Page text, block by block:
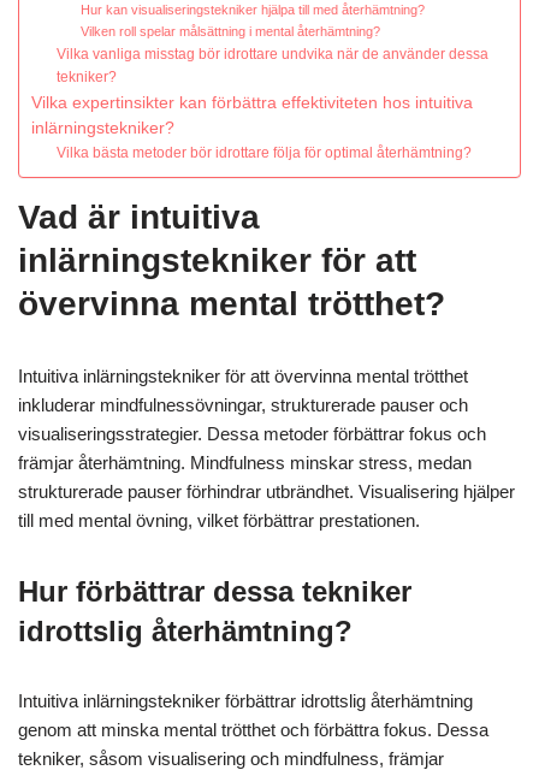
Hur kan visualiseringstekniker hjälpa till med återhämtning?
Vilken roll spelar målsättning i mental återhämtning?
Vilka vanliga misstag bör idrottare undvika när de använder dessa
tekniker?
Vilka expertinsikter kan förbättra effektiviteten hos intuitiva
inlärningstekniker?
Vilka bästa metoder bör idrottare följa för optimal återhämtning?
Vad är intuitiva
inlärningstekniker för att
övervinna mental trötthet?
Intuitiva inlärningstekniker för att övervinna mental trötthet
inkluderar mindfulnessövningar, strukturerade pauser och
visualiseringsstrategier. Dessa metoder förbättrar fokus och
främjar återhämtning. Mindfulness minskar stress, medan
strukturerade pauser förhindrar utbrändhet. Visualisering hjälper
till med mental övning, vilket förbättrar prestationen.
Hur förbättrar dessa tekniker
idrottslig återhämtning?
Intuitiva inlärningstekniker förbättrar idrottslig återhämtning
genom att minska mental trötthet och förbättra fokus. Dessa
tekniker, såsom visualisering och mindfulness, främjar